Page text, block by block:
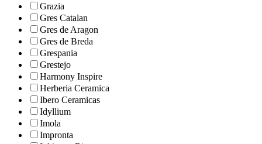
Grazia
Gres Catalan
Gres de Aragon
Gres de Breda
Grespania
Grestejo
Harmony Inspire
Herberia Ceramica
Ibero Ceramicas
Idyllium
Imola
Impronta